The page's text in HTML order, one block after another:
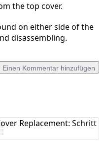
the top cover.
on either side of the
disassembling.
Einen Kommentar hinzufügen